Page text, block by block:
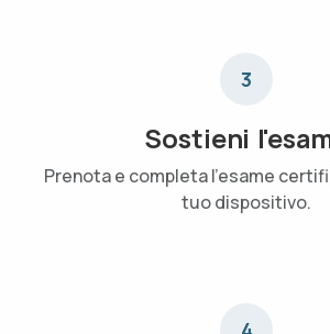
3
Sostieni
Prenota e completa l'esame
tuo dispositivo.